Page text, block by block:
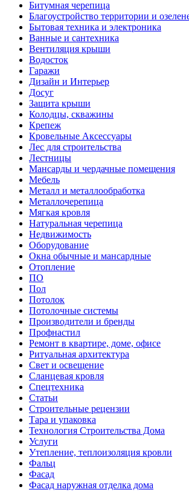
Битумная черепица
Благоустройство территории и
Бытовая техника и электроника
Ванные и сантехника
Вентиляция крыши
Водосток
Гаражи
Дизайн и Интерьер
Досуг
Защита крыши
Колодцы, скважины
Крепеж
Кровельные Аксессуары
Лес для строительства
Лестницы
Мансарды и чердачные помещения
Мебель
Металл и металлообработка
Металлочерепица
Мягкая кровля
Натуральная черепица
Недвижимость
Оборудование
Окна обычные и мансардные
Отопление
ПО
Пол
Потолок
Потолочные системы
Производители и бренды
Профнастил
Ремонт в квартире, доме, офисе
Ритуальная архитектура
Свет и освещение
Сланцевая кровля
Спецтехника
Статьи
Строительные рецензии
Тара и упаковка
Технология Строительства Дома
Услуги
Утепление, теплоизоляция кровли
Фальц
Фасад
Фасад наружная отделка дома